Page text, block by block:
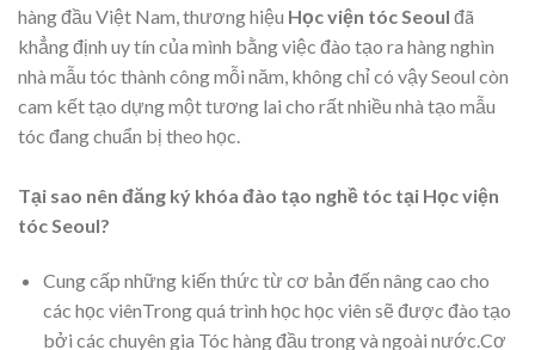
hàng đầu Việt Nam, thương hiệu Học viện tóc Seoul đã
khẳng định uy tín của mình bằng việc đào tạo ra hàng nghìn
nhà mẫu tóc thành công mỗi năm, không chỉ có vậy Seoul còn
cam kết tạo dựng một tương lai cho rất nhiều nhà tạo mẫu
tóc đang chuẩn bị theo học.
Tại sao nên đăng ký khóa đào tạo nghề tóc tại Học viện
tóc Seoul?
Cung cấp những kiến thức từ cơ bản đến nâng cao cho
các học viênTrong quá trình học học viên sẽ được đào tạo
bởi các chuyên gia Tóc hàng đầu trong và ngoài nước.Cơ